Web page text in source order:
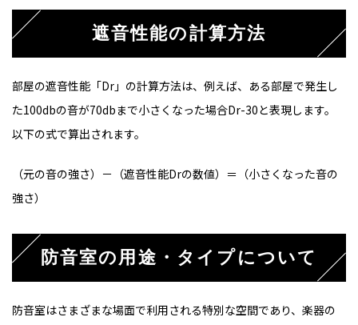
遮音性能の計算方法
部屋の遮音性能「Dr」の計算方法は、例えば、ある部屋で発生し
た100dbの音が70dbまで小さくなった場合Dr-30と表現します。
以下の式で算出されます。
（元の音の強さ）－（遮音性能Drの数値）＝（小さくなった音の
強さ）
防音室の用途・タイプについて
防音室はさまざまな場面で利用される特別な空間であり、楽器の